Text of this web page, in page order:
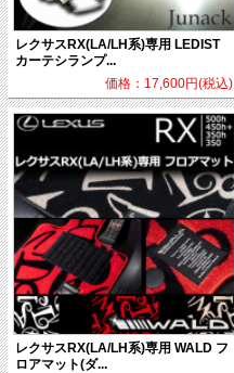
レクサスRX(LA/LH系)専用 LEDIST
カーテシランプ...
価格：17,600円(税込)
レクサスRX(LA/LH系)専用 WALD フ
ロアマット(ダ...